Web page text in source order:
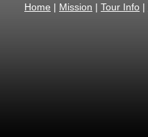
Home | Mission | Tour Info |